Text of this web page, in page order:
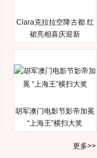
Clara克拉拉空降古都 红
裙亮相喜庆迎新
胡军澳门电影节影帝加冕
“上海王”横扫大奖
更多>>